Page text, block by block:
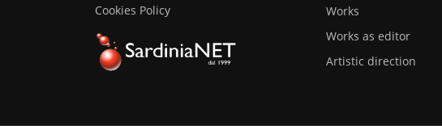
Cookies Policy
Works
Works as editor
Artistic direction